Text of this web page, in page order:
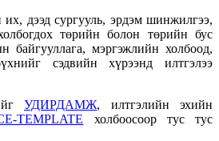
дээд сургууль, эрдэм шинжилгээ,
төрийн болон төрийн бус
байгууллага, мэргэжлийн холбоод,
сэдвийн хүрээнд илтгэлээ
УДИРДАМЖ, илтгэлийн эхийн
TEMPLATE холбоосоор тус тус